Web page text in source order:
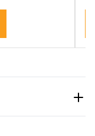
bij voorkeur